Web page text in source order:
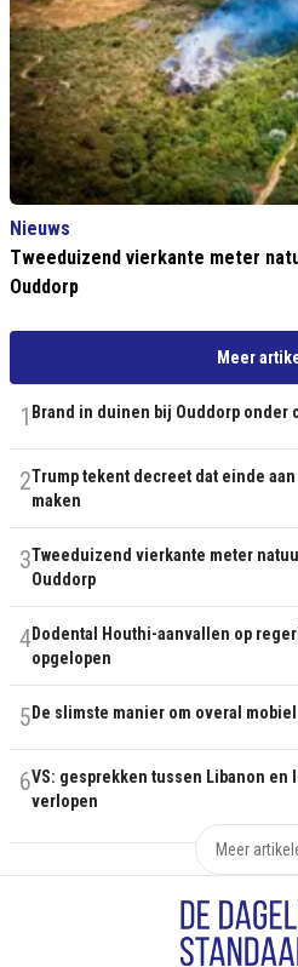
Nieuws
Tweeduizend vierkante meter
Ouddorp
Meer
1 Brand in duinen bij Ouddorp onder
2Trump tekent decreet dat einde
maken
3Tweeduizend vierkante meter
Ouddorp
4Dodental Houthi-aanvallen op
opgelopen
5 De slimste manier om overal
6VS: gesprekken tussen Libanon en
verlopen
Meer